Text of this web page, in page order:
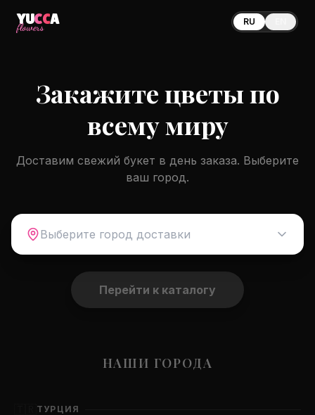
YUCCA
flowers RU
Закажите цветы по
всему миру
Доставим свежий букет в день заказа. Выберите
ваш город.
Выберите город доставки
Перейти к каталогу
НАШИ ГОРОДА
ТУРЦИЯ